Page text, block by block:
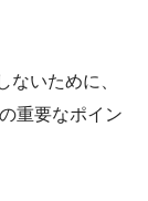
ないために、
重要なポイン